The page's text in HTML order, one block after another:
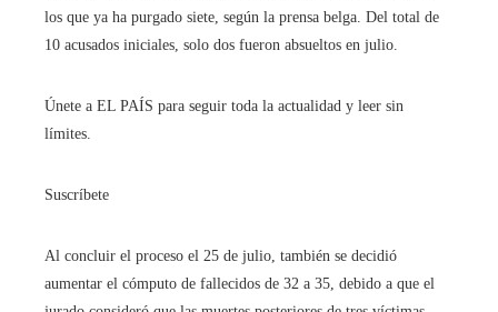
los que ya ha purgado siete, según la prensa belga. Del total de
10 acusados iniciales, solo dos fueron absueltos en julio.
Únete a EL PAÍS para seguir toda la actualidad y leer sin
límites.
Suscríbete
Al concluir el proceso el 25 de julio, también se decidió
aumentar el cómputo de fallecidos de 32 a 35, debido a que el